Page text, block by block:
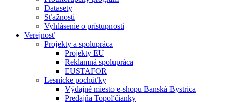
Datasety
Sťažnosti
Vyhlásenie o prístupnosti
Verejnosť
Projekty a spolupráca
Projekty EU
Reklamná spolupráca
EUSTAFOR
Lesnícke pochúťky
Výdajné miesto e-shopu Banská Bystrica
Predajňa Topoľčianky